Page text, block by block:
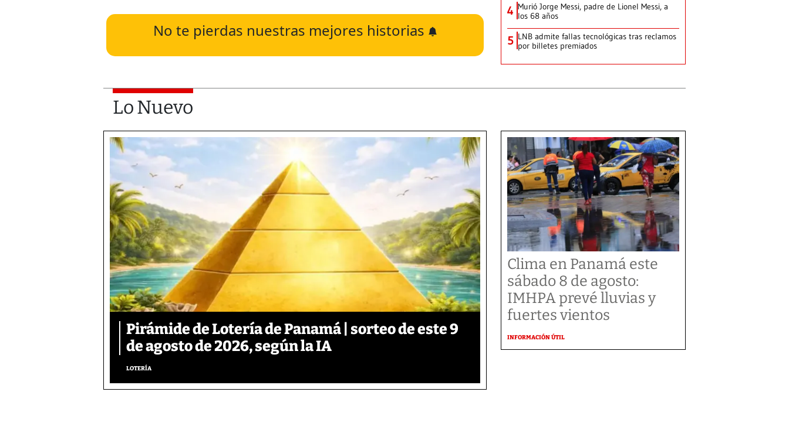
No te pierdas nuestras mejores historias
4 Murió Jorge Messi, padre de Lionel Messi, a
los 68 años
5 LNB admite fallas tecnológicas tras reclamos
por billetes premiados
Lo Nuevo
Pirámide de Lotería de Panamá | sorteo de este 9
de agosto de 2026, según la IA
LOTERÍA
Clima en Panamá este
sábado 8 de agosto:
IMHPA prevé lluvias y
fuertes vientos
INFORMACIÓN ÚTIL